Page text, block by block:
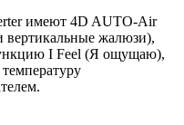
имеют 4D AUTO-Air
вертикальные жалюзи),
I Feel (Я ощущаю),